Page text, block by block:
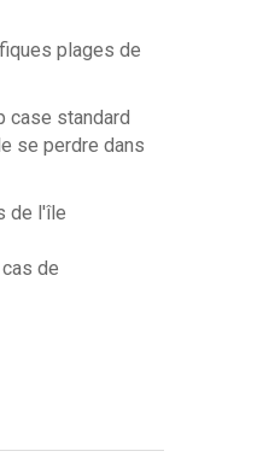
plages de
case standard
se perdre dans
de l'île
de